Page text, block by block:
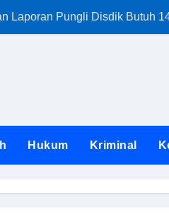
Laporan Pungli Disdik Butuh 14
Hukum Kriminal